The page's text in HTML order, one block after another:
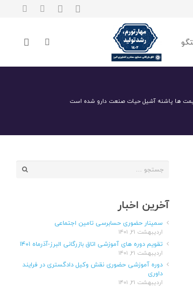
ها پاشنه آشیل حیات صنعت دارو شده است
جستجو
آخرین اخبار
سمینار حضوری حسابرسی تامین اجتماعی
اردیبهشت ۲۱, ۱۴۰۱
تقویم دوره های آموزشی اتاق بازرگانی البرز-آذرماه ۱۴۰۱
اردیبهشت ۲۱, ۱۴۰۱
دوره آموزشی حضوری نقش وکیل دادگستری در فرایند
داوری
اردیبهشت ۲۱, ۱۴۰۱